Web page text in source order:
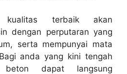
kualitas terbaik akan
dengan perputaran yang
serta mempunyai mata
anda yang kini tengah
dapat langsung